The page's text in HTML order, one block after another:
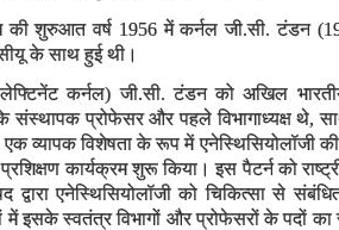
की शुरुआत वर्ष 1956 में कर्नल जी.सी. टंडन
के साथ हुई थी।
कर्नल) जी.सी. टंडन को अखिल
के संस्थापक प्रोफेसर और पहले विभागाध्यक्ष थे,
व्यापक विशेषता के रूप में एनेस्थिसियोलॉजी की
कार्यक्रम शुरू किया। इस पैटर्न को
द्वारा एनेस्थिसियोलॉजी को चिकित्सा से
इसके स्वतंत्र विभागों और प्रोफेसरों के पदों